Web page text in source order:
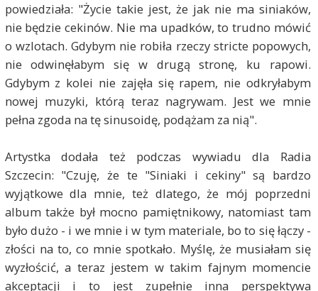
powiedziała: "Życie takie jest, że jak nie ma siniaków,
nie będzie cekinów. Nie ma upadków, to trudno mówić
o wzlotach. Gdybym nie robiła rzeczy stricte popowych,
nie odwinęłabym się w drugą stronę, ku rapowi.
Gdybym z kolei nie zajęła się rapem, nie odkryłabym
nowej muzyki, którą teraz nagrywam. Jest we mnie
pełna zgoda na tę sinusoidę, podążam za nią".
Artystka dodała też podczas wywiadu dla Radia
Szczecin: "Czuję, że te "Siniaki i cekiny" są bardzo
wyjątkowe dla mnie, też dlatego, że mój poprzedni
album także był mocno pamiętnikowy, natomiast tam
było dużo - i we mnie i w tym materiale, bo to się łączy -
złości na to, co mnie spotkało. Myślę, że musiałam się
wyzłościć, a teraz jestem w takim fajnym momencie
akceptacji i to jest zupełnie inna perspektywa